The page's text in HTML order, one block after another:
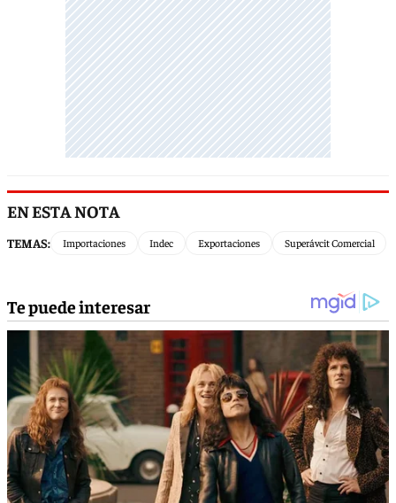
EN ESTA NOTA
TEMAS: Importaciones Indec Exportaciones Superávcit Comercial